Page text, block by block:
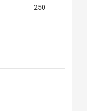
250